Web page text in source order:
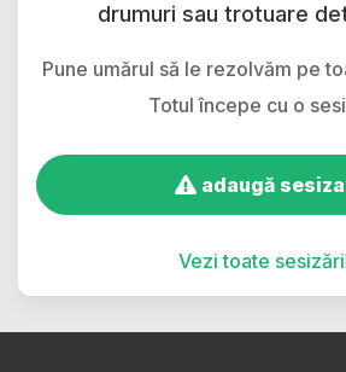
drumuri sau trotuare
Pune umărul să le rezolvăm pe
Totul începe cu o
adaugă
Vezi toate